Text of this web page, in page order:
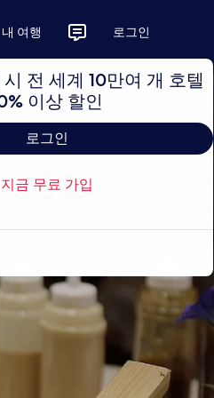
내 여행 로그인
전 세계 10만여 개 호텔
이상 할인
로그인
지금 무료 가입